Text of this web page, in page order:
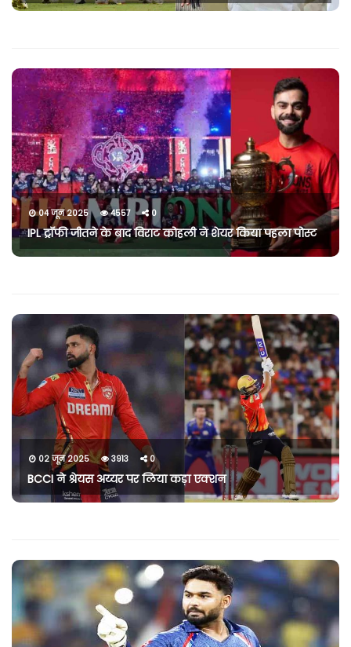
04 जून 2025 4557 0
IPL ट्रॉफी जीतने के बाद विराट कोहली ने शेयर किया पहला पोस्ट
02 जून 2025 3913 0
BCCI ने श्रेयस अय्यर पर लिया कड़ा एक्शन